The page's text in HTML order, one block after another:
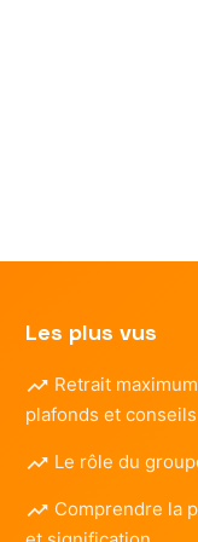
Les plus vus
Retrait
plafonds et conseils
Le rôle du
Comprendre la